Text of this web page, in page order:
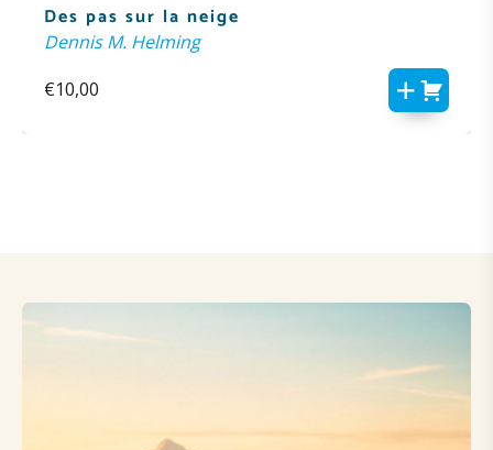
Des pas sur la neige
Dennis M. Helming
€10,00